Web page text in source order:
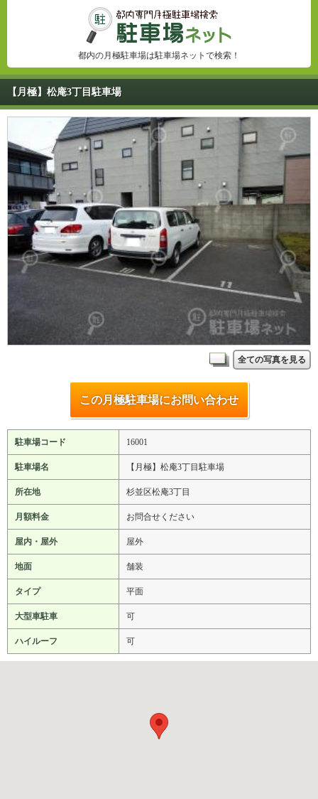
都内の月極駐車場は駐車場ネットで検索！
【月極】松庵3丁目駐車場
全ての写真を見る
この月極駐車場にお問い合わせ
駐車場コード 16001
駐車場名 【月極】松庵3丁目駐車場
所在地 杉並区松庵3丁目
月額料金 お問合せください
屋内・屋外 屋外
地面 舗装
タイプ 平面
大型車駐車 可
ハイルーフ 可